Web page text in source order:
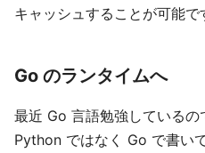
キャッシュすることが可能で
Go のランタイムへ
最近 Go 言語勉強しているの
Python ではなく Go で書い